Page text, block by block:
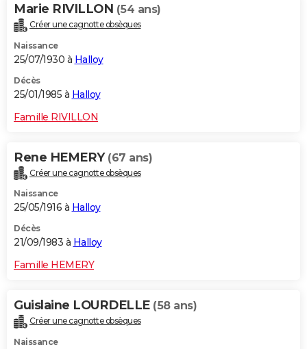
Marie RIVILLON (54 ans)
Créer une cagnotte obsèques
Naissance
25/07/1930 à Halloy
Décès
25/01/1985 à Halloy
Famille RIVILLON
Rene HEMERY (67 ans)
Créer une cagnotte obsèques
Naissance
25/05/1916 à Halloy
Décès
21/09/1983 à Halloy
Famille HEMERY
Guislaine LOURDELLE (58 ans)
Créer une cagnotte obsèques
Naissance